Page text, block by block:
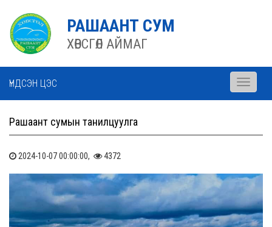
РАШААНТ СУМ
ХӨВСГӨЛ АЙМАГ
ҮНДСЭН ЦЭС
Toggle
Рашаант сумын танилцуулга
2024-10-07 00:00:00, 4372